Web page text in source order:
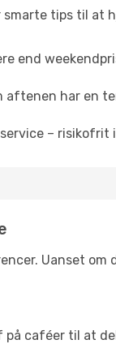
tips til at
end
har en
– risikofrit
Uanset om
caféer til at